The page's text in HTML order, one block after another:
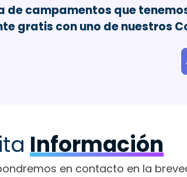
de campamentos que
gratis con uno de nuestros
Información
en contacto en la